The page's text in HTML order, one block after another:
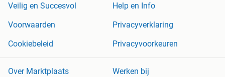
Veilig en Succesvol
Help en Info
Voorwaarden
Privacyverklaring
Cookiebeleid
Privacyvoorkeuren
Over Marktplaats
Werken bij